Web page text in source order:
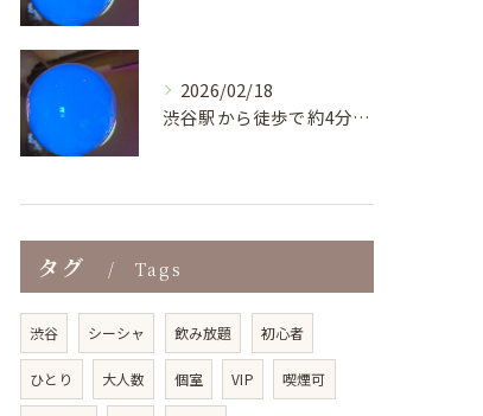
2026/02/18
渋谷駅から徒歩で約4分という好立地にあり、ビル地下1階の気軽...
タグ Tags
渋谷 シーシャ 飲み放題 初心者
ひとり 大人数 個室 VIP 喫煙可